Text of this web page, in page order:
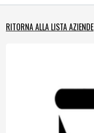
RITORNA ALLA LISTA AZIENDE